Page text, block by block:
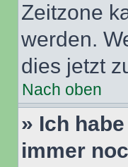
Zeitzone
werden.
dies jetzt
Nach oben
» Ich
immer